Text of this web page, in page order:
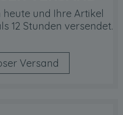
heute und Ihre Artikel
12 Stunden versendet.
Versand